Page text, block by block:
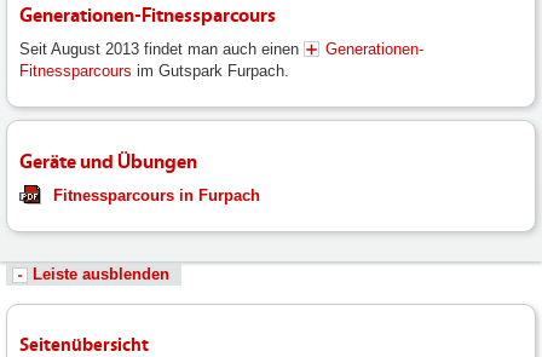
Generationen-Fitnessparcours
Seit August 2013 findet man auch einen
Generationen-
Fitnessparcours im Gutspark Furpach.
Geräte und Übungen
Fitnessparcours in Furpach
Leiste ausblenden
Seitenübersicht